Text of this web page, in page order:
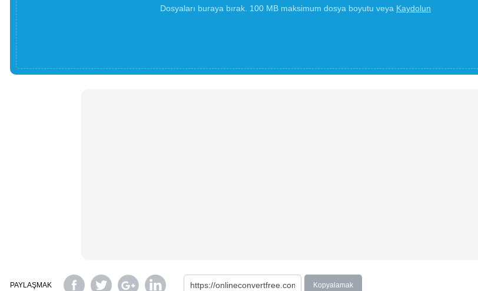
Dosyaları buraya bırak. 100 MB maksimum dosya boyutu veya Kaydolun
PAYLAŞMAK Kopyalamak